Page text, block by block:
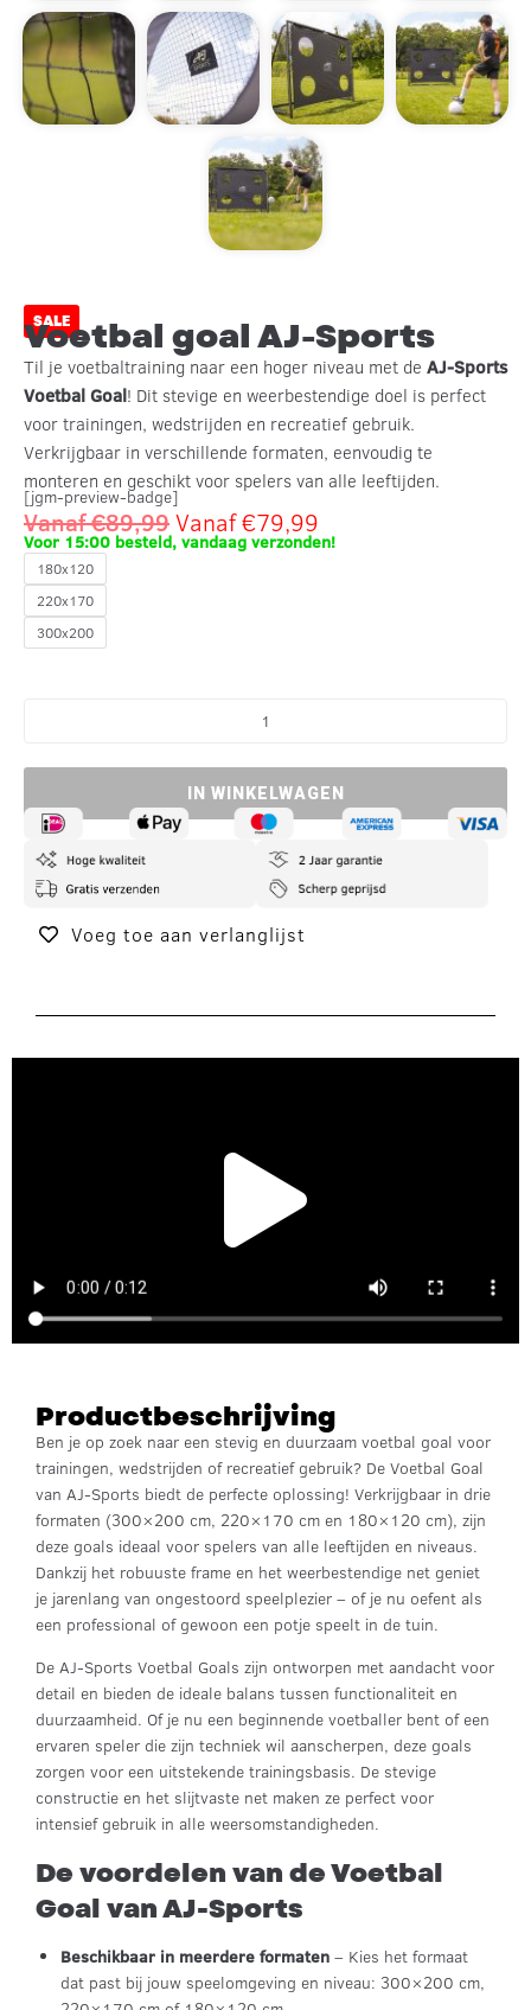
SALE
Voetbal goal AJ-Sports
Til je voetbaltraining naar een hoger niveau met de AJ-Sports
Voetbal Goal! Dit stevige en weerbestendige doel is perfect
voor trainingen, wedstrijden en recreatief gebruik.
Verkrijgbaar in verschillende formaten, eenvoudig te
monteren en geschikt voor spelers van alle leeftijden.
[jgm-preview-badge]
Vanaf€89,99Vanaf€79,99
Voor 15:00 besteld, vandaag verzonden!
180x120
220x170
300x200
IN WINKELWAGEN
Voeg toe aan verlanglijst
Productbeschrijving
Ben je op zoek naar een stevig en duurzaam voetbal goal voor
trainingen, wedstrijden of recreatief gebruik? De Voetbal Goal
van AJ-Sports biedt de perfecte oplossing! Verkrijgbaar in drie
formaten (300×200 cm, 220×170 cm en 180×120 cm), zijn
deze goals ideaal voor spelers van alle leeftijden en niveaus.
Dankzij het robuuste frame en het weerbestendige net geniet
je jarenlang van ongestoord speelplezier – of je nu oefent als
een professional of gewoon een potje speelt in de tuin.
De AJ-Sports Voetbal Goals zijn ontworpen met aandacht voor
detail en bieden de ideale balans tussen functionaliteit en
duurzaamheid. Of je nu een beginnende voetballer bent of een
ervaren speler die zijn techniek wil aanscherpen, deze goals
zorgen voor een uitstekende trainingsbasis. De stevige
constructie en het slijtvaste net maken ze perfect voor
intensief gebruik in alle weersomstandigheden.
De voordelen van de Voetbal
Goal van AJ-Sports
Beschikbaar in meerdere formaten – Kies het formaat
dat past bij jouw speelomgeving en niveau: 300×200 cm,